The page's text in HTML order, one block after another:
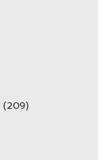
(209)